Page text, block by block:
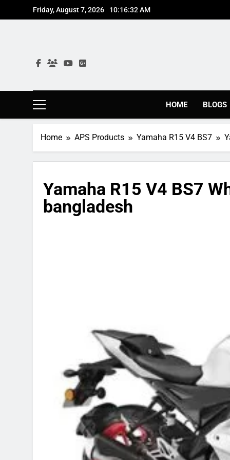
to
Friday, August 7, 2026 10:16:33 AM
HOME BLOGS
Home APS Products Yamaha R15 V4 BS7
Yamaha R15 V4 BS7
bangladesh